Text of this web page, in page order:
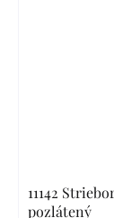
11142
pozlátený